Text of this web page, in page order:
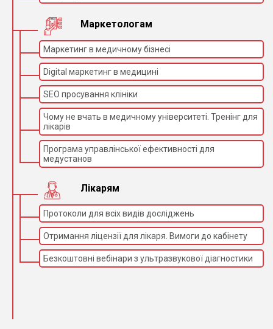
Маркетологам
Маркетинг в медичному бізнесі
Digital маркетинг в медицині
SEO просування клініки
Чому не вчать в медичному університеті. Тренінг для
лікарів
Програма управлінської ефективності для
медустанов
Лікарям
Протоколи для всіх видів досліджень
Отримання ліцензії для лікаря. Вимоги до кабінету
Безкоштовні вебінари з ультразвукової діагностики